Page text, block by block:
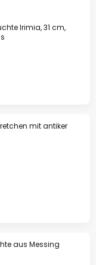
Irimia, 31 cm,
mit antiker
aus Messing